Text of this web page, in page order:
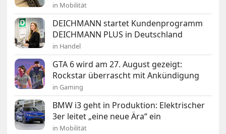
in Mobilität
DEICHMANN startet Kundenprogramm
DEICHMANN PLUS in Deutschland
in Handel
GTA 6 wird am 27. August gezeigt:
Rockstar überrascht mit Ankündigung
in Gaming
BMW i3 geht in Produktion: Elektrischer
3er leitet „eine neue Ära“ ein
in Mobilität